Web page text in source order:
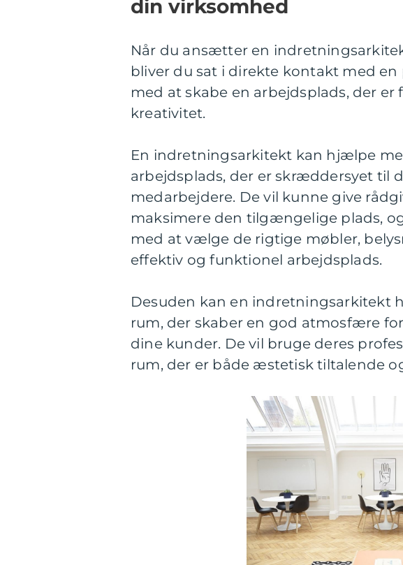
din virksomhed
Når du ansætter en
bliver du sat i direkte kontakt med
med at skabe en arbejdsplads, der
kreativitet.
En indretningsarkitekt kan hjælpe
arbejdsplads, der er skræddersyet til
medarbejdere. De vil kunne give
maksimere den tilgængelige plads,
med at vælge de rigtige møbler,
effektiv og funktionel arbejdsplads.
Desuden kan en indretningsarkitekt
rum, der skaber en god atmosfære
dine kunder. De vil bruge deres
rum, der er både æstetisk tiltalende